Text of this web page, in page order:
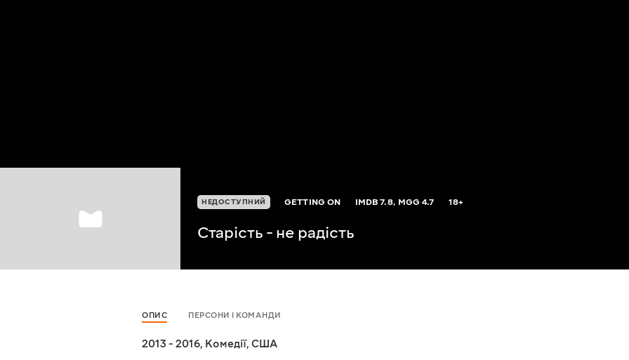
НЕДОСТУПНИЙ GETTING ON IMDB7.8, MGG4.7 18+
Старість - не радість
ОПИС ПЕРСОНИ І КОМАНДИ
2013 - 2016, Комедії, США